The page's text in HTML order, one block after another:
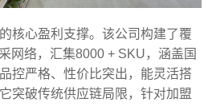
核心盈利支撑。该公司构建了覆
网络，汇集8000 + SKU，涵盖国
控严格、性价比突出，能灵活搭
突破传统供应链局限，针对加盟